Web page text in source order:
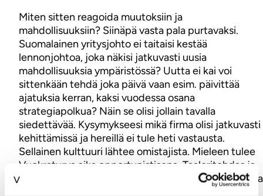
Miten sitten reagoida muutoksiin ja
mahdollisuuksiin? Siinäpä vasta pala purtavaksi.
Suomalainen yritysjohto ei taitaisi kestää
lennonjohtoa, joka näkisi jatkuvasti uusia
mahdollisuuksia ympäristössä? Uutta ei kai voi
sittenkään tehdä joka päivä vaan esim. päivittää
ajatuksia kerran, kaksi vuodessa osana
strategiapolkua? Näin se olisi jollain tavalla
siedettävää. Kysymykseesi mikä firma olisi jatkuvasti
kehittämissä ja hereillä ei tule heti vastausta.
Sellainen kulttuuri lähtee omistajista. Mieleen tulee
Vuokraturva aika opportunistisena, Taaleritehdas ja
jollain tavalla Rovio. Kaikki ovat palveluyrityksiä, jotka